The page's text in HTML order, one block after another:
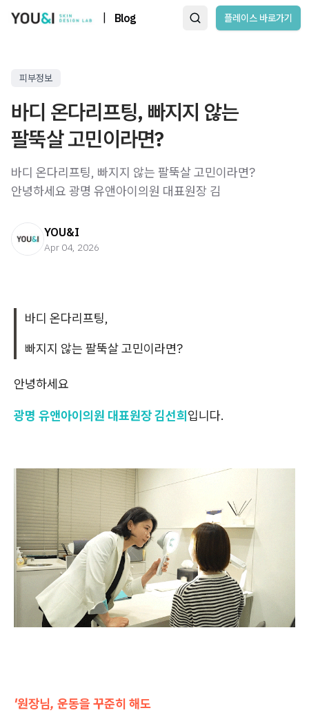
Blog 플레이스 바로가기
피부정보
바디 온다리프팅, 빠지지 않는
팔뚝살 고민이라면?
바디 온다리프팅, 빠지지 않는 팔뚝살 고민이라면?
안녕하세요 광명 유앤아이의원 대표원장 김
YOU&I
Apr 04, 2026
바디 온다리프팅,
빠지지 않는 팔뚝살 고민이라면?
안녕하세요
광명 유앤아이의원 대표원장 김선희입니다.
'원장님, 운동을 꾸준히 해도